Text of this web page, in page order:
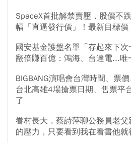
SpaceX首批解禁賣壓，股價不
幅「直逼發行價」！最新目標
國安基金護盤名單「存起來下
翻倍賺百億：鴻海、台達電...唯
BIGBANG演唱會台灣時間、票
台北高雄4場搶票日期、售票
了
眷村長大，蔡詩萍聊公務員老
的壓力，只要看到我在看書他就